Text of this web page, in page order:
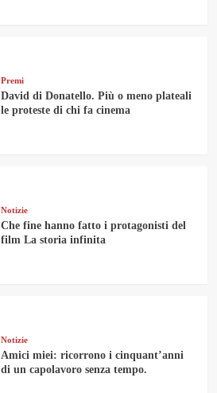
Premi
David di Donatello. Più o meno plateali
le proteste di chi fa cinema
Notizie
Che fine hanno fatto i protagonisti del
film La storia infinita
Notizie
Amici miei: ricorrono i cinquant’anni
di un capolavoro senza tempo.